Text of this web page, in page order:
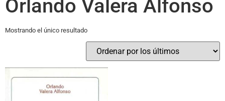
Orlando Valera Alfonso
Mostrando el único resultado